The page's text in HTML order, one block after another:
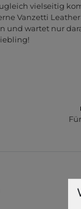
vielseitig
Vanzetti
und wartet nur